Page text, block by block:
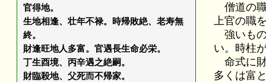
官得地。
生地相逢、壮年不禄。時帰敗絶、老寿無
終。
財逢旺地人多富。官遇長生命必栄。
丁生酉境、丙辛遇之絶嗣。
財臨殺地、父死而不帰家。
僧道の
上官の職
強いも
い。時柱
命式に
多くは富